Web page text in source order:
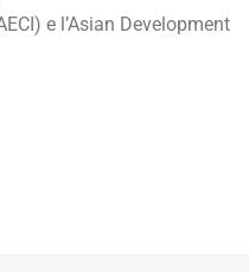
e l’Asian Development